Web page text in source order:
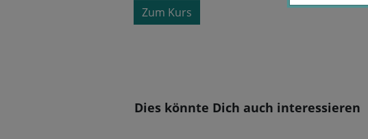
Zum Kurs
Dies könnte Dich auch interessieren